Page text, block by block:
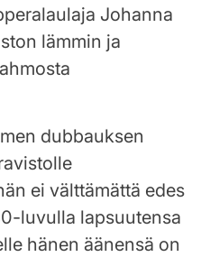
Johanna
lämmin ja
dubbauksen
ei välttämättä edes
luvulla lapsuutensa
hänen äänensä on